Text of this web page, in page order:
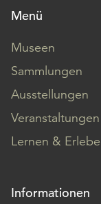
Menü
Museen
Sammlungen
Ausstellungen
Veranstaltungen
Lernen &
Informationen